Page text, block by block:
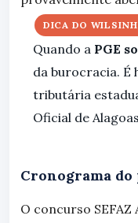
DICA DO
Quando a PGE
da burocracia.
tributária
Oficial de
Cronograma
O concurso